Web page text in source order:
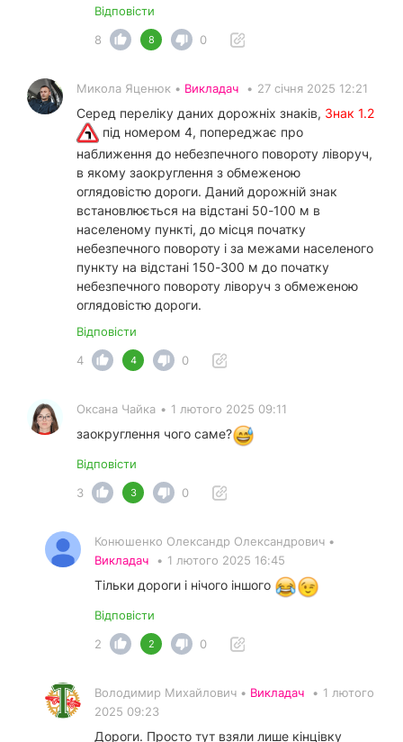
Відповісти
8
8 0
Микола Яценюк • Викладач • 27 січня 2025 12:21
Серед переліку даних дорожніх знаків, Знак 1.2
під номером 4, попереджає про
наближення до небезпечного повороту ліворуч,
в якому заокруглення з обмеженою
оглядовістю дороги. Даний дорожній знак
встановлюється на відстані 50-100 м в
населеному пункті, до місця початку
небезпечного повороту і за межами населеного
пункту на відстані 150-300 м до початку
небезпечного повороту ліворуч з обмеженою
оглядовістю дороги.
Відповісти
4
4 0
Оксана Чайка • 1 лютого 2025 09:11
заокруглення чого саме?
Відповісти
3
3 0
Конюшенко Олександр Олександрович •
Викладач
• 1 лютого 2025 16:45
Тільки дороги і нічого іншого
Відповісти
2
2 0
Володимир Михайлович • Викладач • 1 лютого
2025 09:23
Дороги. Просто тут взяли лише кінцівку